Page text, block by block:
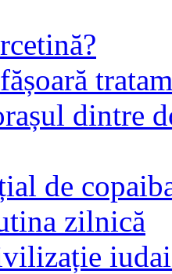
dintre
de
zilnică